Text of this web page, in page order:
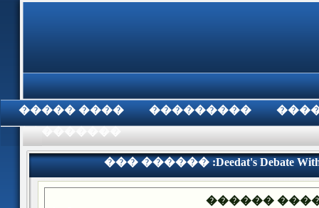
���� ����� ���������
��� ������ :Deedat's Debate With
������